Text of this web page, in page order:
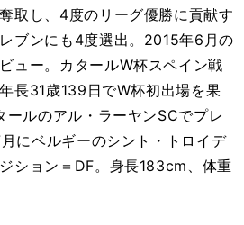
取し、4度のリーグ優勝に貢献す
ブンにも4度選出。2015年6月の
ュー。カタールW杯スペイン戦
長31歳139日でW杯初出場を果
ルのアル・ラーヤンSCでプレ
にベルギーのシント・トロイデ
ション＝DF。身長183cm、体重